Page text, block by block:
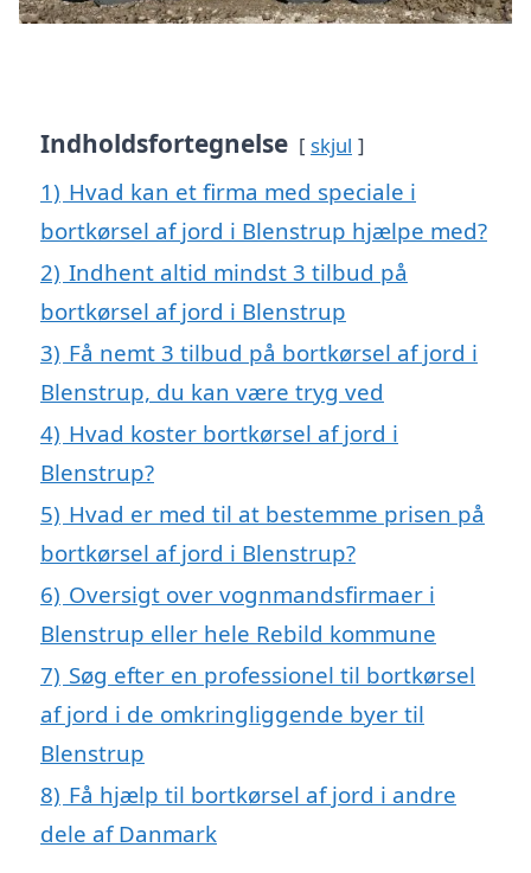
Indholdsfortegnelse skjul
1) Hvad kan et firma med speciale i
bortkørsel af jord i Blenstrup hjælpe med?
2) Indhent altid mindst 3 tilbud på
bortkørsel af jord i Blenstrup
3) Få nemt 3 tilbud på bortkørsel af jord i
Blenstrup, du kan være tryg ved
4) Hvad koster bortkørsel af jord i
Blenstrup?
5) Hvad er med til at bestemme prisen på
bortkørsel af jord i Blenstrup?
6) Oversigt over vognmandsfirmaer i
Blenstrup eller hele Rebild kommune
7) Søg efter en professionel til bortkørsel
af jord i de omkringliggende byer til
Blenstrup
8) Få hjælp til bortkørsel af jord i andre
dele af Danmark